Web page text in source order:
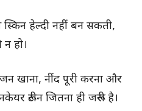
हेल्दी नहीं बन सकती,
हो।
खाना, नींद पूरी करना और
रूटीन जितना ही जरूरी है।